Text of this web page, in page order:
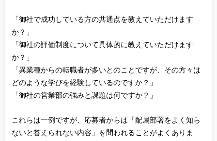
「御社で成功している方の共通点を教えていただけます
か？」
「御社の評価制度について具体的に教えていただけます
か？」
「異業種からの転職者が多いとのことですが、その方々は
どのような学びを経験しているのですか？」
「御社の営業部の強みと課題は何ですか？」
これらは一例ですが、応募者からは「配属部署をよく知ら
ないと答えられない内容」を問われることがよくありま